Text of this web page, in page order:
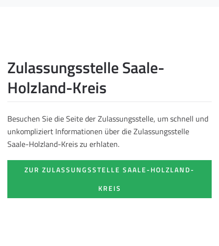
Zulassungsstelle Saale-
Holzland-Kreis
Besuchen Sie die Seite der Zulassungsstelle, um schnell und
unkompliziert Informationen über die Zulassungsstelle
Saale-Holzland-Kreis zu erhlaten.
ZUR ZULASSUNGSSTELLE SAALE-HOLZLAND-
KREIS